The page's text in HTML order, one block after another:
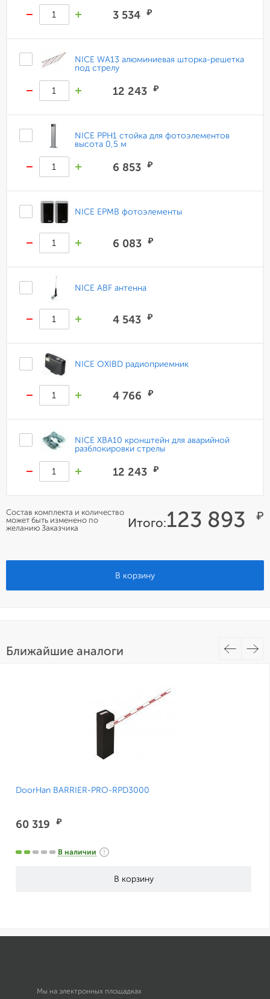
3 534 ₽
NICE WA13 алюминиевая шторка-решетка
под стрелу
12 243 ₽
NICE PPH1 стойка для фотоэлементов
высота 0,5 м
6 853 ₽
NICE EPMB фотоэлементы
6 083 ₽
NICE ABF антенна
4 543 ₽
NICE OXIBD радиоприемник
4 766 ₽
NICE XBA10 кронштейн для аварийной
разблокировки стрелы
12 243 ₽
Состав комплекта и количество
может быть изменено по
желанию Заказчика
Итого:123 893 ₽
В корзину
Ближайшие аналоги
DoorHan BARRIER-PRO-RPD3000
60 319 ₽
В наличии
Мы на электронных площадках